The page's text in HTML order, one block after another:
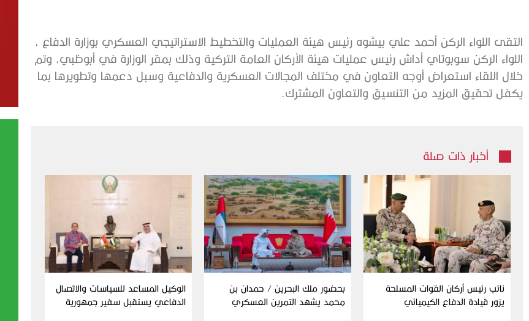
التقى اللواء الركن أحمد علي بيشوه رئيس هيئة العمليات والتخطيط الاستراتيجي العسكري بوزارة الدفاع ،
اللواء الركن سوبوتاي أداش رئيس عمليات هيئة الأركان العامة التركية وذلك بمقر الوزارة في أبوظبي، وتم
خلال اللقاء استعراض أوجه التعاون في مختلف المجالات العسكرية والدفاعية وسبل دعمها وتطويرها بما
يكفل تحقيق المزيد من التنسيق والتعاون المشترك.
أخبار ذات صلة
نائب رئيس أركان القوات المسلحة
يزور قيادة الدفاع الكيميائي
بحضور ملك البحرين / حمدان بن
محمد يشهد التمرين العسكري
الوكيل المساعد للسياسات والاتصال
الدفاعي يستقبل سفير جمهورية